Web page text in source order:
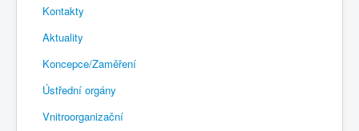
Novelizace Stanov SH ČMS
Plán činnosti 2026
Kalendář akcí
Výhody pro členy
Portál REDENOX
Kontakty
Aktuality
Koncepce/Zaměření
Ústřední orgány
Vnitroorganizační